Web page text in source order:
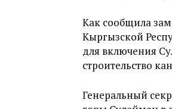
Как сообщила
Кыргызской
для включения
строительство
Генеральный